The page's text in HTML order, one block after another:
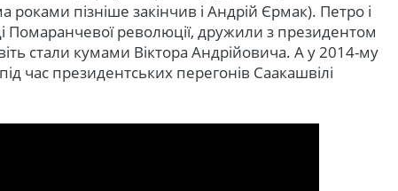
роками пізніше закінчив і Андрій Єрмак). Петро і
Помаранчевої революції, дружили з президентом
стали кумами Віктора Андрійовича. А у 2014-му
під час президентських перегонів Саакашвілі